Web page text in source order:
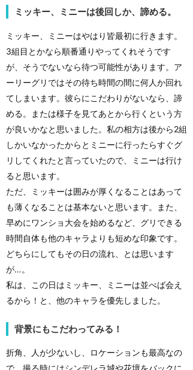
ミッキー、ミニーは後回しか、諦める。
ミッキー、ミニーはやはり皆最初に行きます。
3組目とかなら順番通りやってくれそうです
が、そうでないなら待つ可能性があります。ア
ーリーグリではその待ち時間の間に何人か回れ
てしまいます。彼らにこだわりがないなら、諦
める。または様子を見てあとから行くという方
が良いかなと思いました。私の相方は後から2組
しかいなかったからとミニーに行ったらすぐグ
リしてくれたと言っていたので、ミニーは行け
ると思います。
ただ、ミッキーは囲みが厚くなることはあって
も薄くなることは基本ないと思います。また、
早めにワンショ大会を始めるなど、グリできる
時間自体も他のキャラよりも短めな印象です。
どちらにしてもその日の流れ、とは思います
が…。
私は、この日はミッキー、ミニーは並べば会え
るから！と、他のキャラを優先しました。
背景にもこだわってみる！
折角、人が少ないし、ロケーションも最高なの
で、撮る時にはシンデレラ城や花壇をバックに